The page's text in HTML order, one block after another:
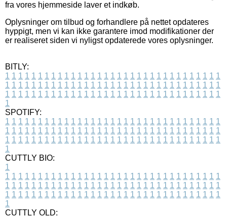
fra vores hjemmeside laver et indkøb.
Oplysninger om tilbud og forhandlere på nettet opdateres
hyppigt, men vi kan ikke garantere imod modifikationer der
er realiseret siden vi nyligst opdaterede vores oplysninger.
BITLY:
1 1 1 1 1 1 1 1 1 1 1 1 1 1 1 1 1 1 1 1 1 1 1 1 1 1 1 1 1 1 1 1 1
1 1 1 1 1 1 1 1 1 1 1 1 1 1 1 1 1 1 1 1 1 1 1 1 1 1 1 1 1 1 1 1 1
1 1 1 1 1 1 1 1 1 1 1 1 1 1 1 1 1 1 1 1 1 1 1 1 1 1 1 1 1 1 1 1 1
1
SPOTIFY:
1 1 1 1 1 1 1 1 1 1 1 1 1 1 1 1 1 1 1 1 1 1 1 1 1 1 1 1 1 1 1 1 1
1 1 1 1 1 1 1 1 1 1 1 1 1 1 1 1 1 1 1 1 1 1 1 1 1 1 1 1 1 1 1 1 1
1 1 1 1 1 1 1 1 1 1 1 1 1 1 1 1 1 1 1 1 1 1 1 1 1 1 1 1 1 1 1 1 1
1
CUTTLY BIO:
1
1 1 1 1 1 1 1 1 1 1 1 1 1 1 1 1 1 1 1 1 1 1 1 1 1 1 1 1 1 1 1 1 1
1 1 1 1 1 1 1 1 1 1 1 1 1 1 1 1 1 1 1 1 1 1 1 1 1 1 1 1 1 1 1 1 1
1 1 1 1 1 1 1 1 1 1 1 1 1 1 1 1 1 1 1 1 1 1 1 1 1 1 1 1 1 1 1 1 1
1
CUTTLY OLD: